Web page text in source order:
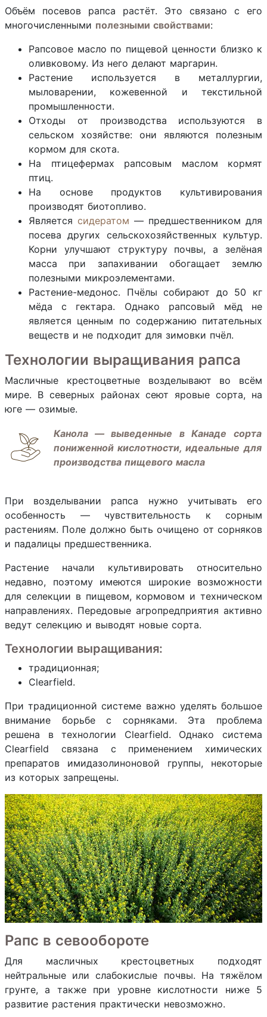
Объём посевов рапса растёт. Это связано с его
многочисленными полезными свойствами:
Рапсовое масло по пищевой ценности близко к
оливковому. Из него делают маргарин.
Растение используется в металлургии,
мыловарении, кожевенной и текстильной
промышленности.
Отходы от производства используются в
сельском хозяйстве: они являются полезным
кормом для скота.
На птицефермах рапсовым маслом кормят
птиц.
На основе продуктов культивирования
производят биотопливо.
Является сидератом — предшественником для
посева других сельскохозяйственных культур.
Корни улучшают структуру почвы, а зелёная
масса при запахивании обогащает землю
полезными микроэлементами.
Растение-медонос. Пчёлы собирают до 50 кг
мёда с гектара. Однако рапсовый мёд не
является ценным по содержанию питательных
веществ и не подходит для зимовки пчёл.
Технологии выращивания рапса
Масличные крестоцветные возделывают во всём
мире. В северных районах сеют яровые сорта, на
юге — озимые.
Канола— выведенные в Канаде сорта
пониженной кислотности, идеальные для
производства пищевого масла
При возделывании рапса нужно учитывать его
особенность — чувствительность к сорным
растениям. Поле должно быть очищено от сорняков
и падалицы предшественника.
Растение начали культивировать относительно
недавно, поэтому имеются широкие возможности
для селекции в пищевом, кормовом и техническом
направлениях. Передовые агропредприятия активно
ведут селекцию и выводят новые сорта.
Технологии выращивания:
традиционная;
Clearfield.
При традиционной системе важно уделять большое
внимание борьбе с сорняками. Эта проблема
решена в технологии Clearfield. Однако система
Clearfield связана с применением химических
препаратов имидазолиноновой группы, некоторые
из которых запрещены.
Рапс в севообороте
Для масличных крестоцветных подходят
нейтральные или слабокислые почвы. На тяжёлом
грунте, а также при уровне кислотности ниже 5
развитие растения практически невозможно.